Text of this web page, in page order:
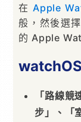
在Apple
般，然後選
的 Apple
「路線
步」、「